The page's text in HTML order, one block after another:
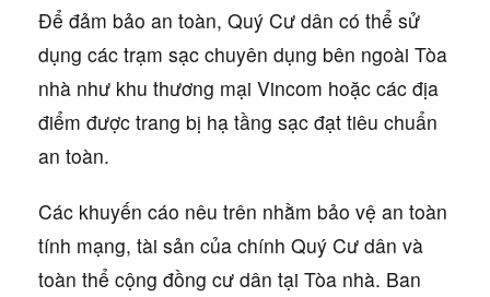
Để đảm bảo an toàn, Quý Cư dân có thể sử
dụng các trạm sạc chuyên dụng bên ngoài Tòa
nhà như khu thương mại Vincom hoặc các địa
điểm được trang bị hạ tầng sạc đạt tiêu chuẩn
an toàn.
Các khuyến cáo nêu trên nhằm bảo vệ an toàn
tính mạng, tài sản của chính Quý Cư dân và
toàn thể cộng đồng cư dân tại Tòa nhà. Ban